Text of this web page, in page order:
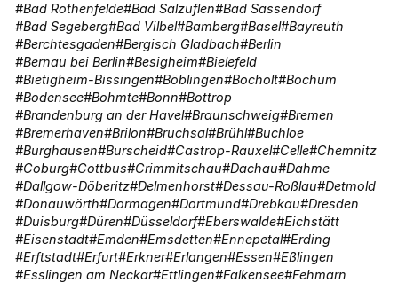
Bad Rothenfelde Bad Salzuflen Bad Sassendorf
Bad Segeberg Bad Vilbel Bamberg Basel Bayreuth
Berchtesgaden Bergisch Gladbach Berlin
Bernau bei Berlin Besigheim Bielefeld
Bietigheim-Bissingen Böblingen Bocholt Bochum
Bodensee Bohmte Bonn Bottrop
Brandenburg an der Havel Braunschweig Bremen
Bremerhaven Brilon Bruchsal Brühl Buchloe
Burghausen Burscheid Castrop-Rauxel Celle Chemnitz
Coburg Cottbus Crimmitschau Dachau Dahme
Dallgow-Döberitz Delmenhorst Dessau-Roßlau Detmold
Donauwörth Dormagen Dortmund Drebkau Dresden
Duisburg Düren Düsseldorf Eberswalde Eichstätt
Eisenstadt Emden Emsdetten Ennepetal Erding
Erftstadt Erfurt Erkner Erlangen Essen Eßlingen
Esslingen am Neckar Ettlingen Falkensee Fehmarn